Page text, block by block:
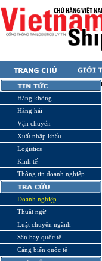
Hàng không
Hàng hải
Vận chuyển
Xuất nhập khẩu
Logistics
Kinh tế
Thông tin doanh nghiệp
Doanh nghiệp
Thuật ngữ
Luật chuyên ngành
Sân bay quốc tế
Cảng biển quốc tế